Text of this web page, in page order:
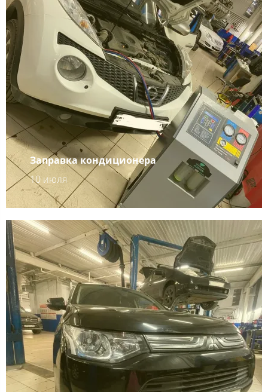
Заправка кондиционера
10 июля